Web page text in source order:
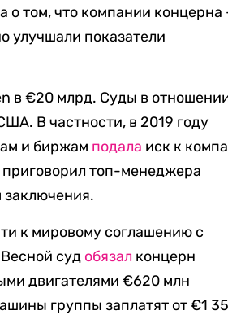
о том, что компании концерна
улучшали показатели
в €20 млрд. Суды в
В частности, в 2019 году
и биржам подала иск к
приговорил топ-менеджера
к мировому соглашению с
суд обязал концерн
двигателями €620 млн
группы заплатят от €1